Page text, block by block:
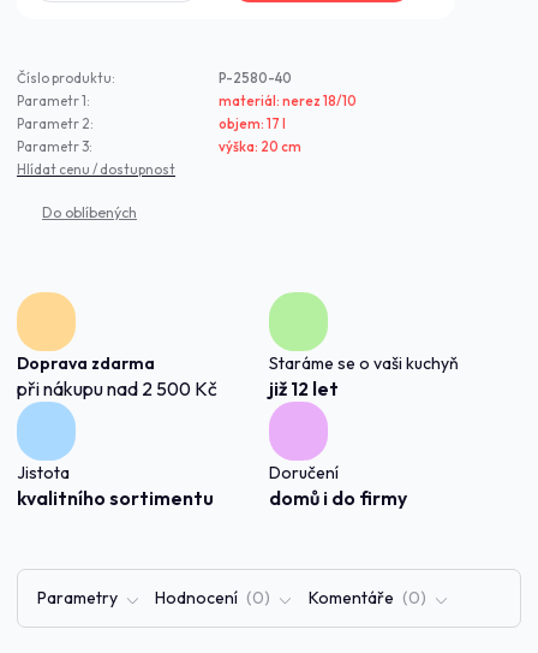
Číslo produktu:
P-2580-40
Parametr 1:
materiál: nerez 18/10
Parametr 2:
objem: 17 l
Parametr 3:
výška: 20 cm
Hlídat cenu / dostupnost
Doprava zdarma
při nákupu nad 2 500 Kč
Staráme se o vaši kuchyň
již 12 let
Jistota
kvalitního sortimentu
Doručení
domů i do firmy
Parametry Hodnocení 0 Komentáře 0